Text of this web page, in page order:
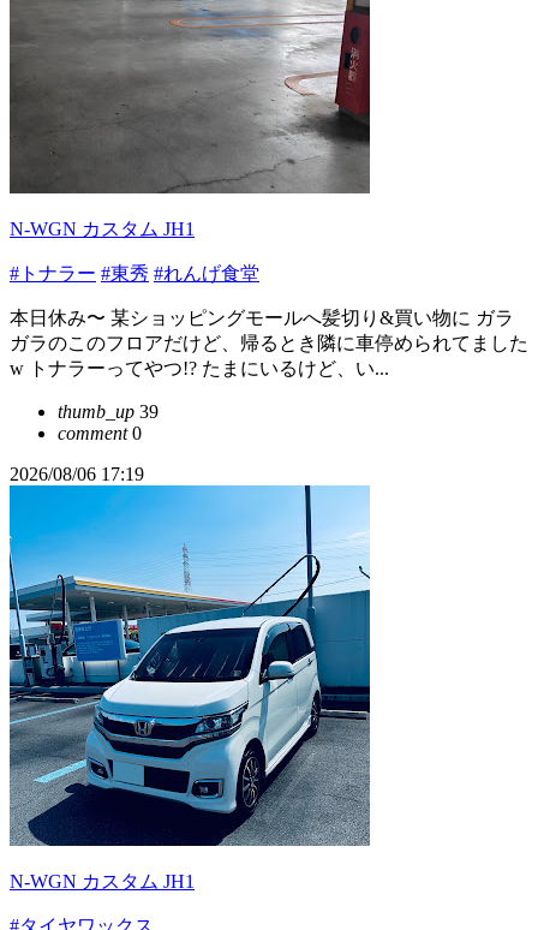
N-WGN カスタム JH1
#トナラー #東秀 #れんげ食堂
本日休み〜 某ショッピングモールへ髪切り&買い物に ガラ
ガラのこのフロアだけど、帰るとき隣に車停められてました
w トナラーってやつ!? たまにいるけど、い...
thumb_up 39
comment0
2026/08/06 17:19
N-WGN カスタム JH1